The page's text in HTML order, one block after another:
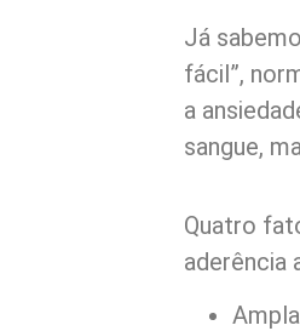
Já
fácil”,
a
sangue,
Quatro
aderência